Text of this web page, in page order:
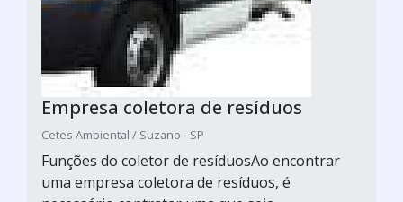
Empresa coletora de resíduos
Cetes Ambiental / Suzano - SP
Funções do coletor de resíduosAo encontrar
uma empresa coletora de resíduos, é